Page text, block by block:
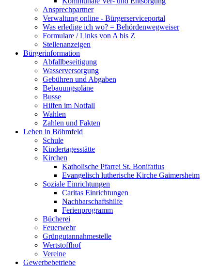
Ansprechpartner
Verwaltung online - Bürgerserviceportal
Was erledige ich wo? = Behördenwegweiser
Formulare / Links von A bis Z
Stellenanzeigen
Bürgerinformation
Abfallbeseitigung
Wasserversorgung
Gebühren und Abgaben
Bebauungspläne
Busse
Hilfen im Notfall
Wahlen
Zahlen und Fakten
Leben in Böhmfeld
Schule
Kindertagesstätte
Kirchen
Katholische Pfarrei St. Bonifatius
Evangelisch lutherische Kirche Gaimersheim
Soziale Einrichtungen
Caritas Einrichtungen
Nachbarschaftshilfe
Ferienprogramm
Bücherei
Feuerwehr
Grüngutannahmestelle
Wertstoffhof
Vereine
Gewerbebetriebe